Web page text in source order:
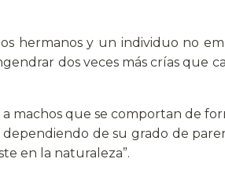
hermanos y un individuo no
dos veces más crías que
machos que se comportan de
de su grado de
en la naturaleza”.